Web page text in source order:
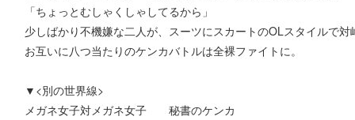
「ちょっとむしゃくしゃしてるから」
少しばかり不機嫌な二人が、スーツにスカートのOLスタイルで対
お互いに八つ当たりのケンカバトルは全裸ファイトに。
▼<別の世界線>
メガネ女子対メガネ女子 秘書のケンカ